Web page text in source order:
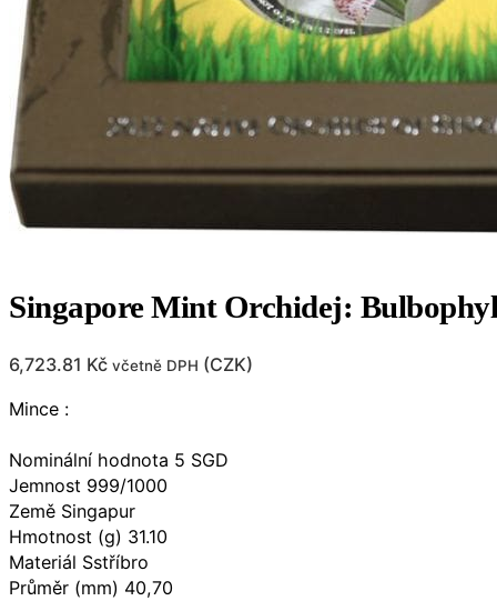
Singapore Mint Orchidej:
6,723.81 Kč včetně DPH (CZK)
Mince :
Nominální hodnota 5 SGD
Jemnost 999/1000
Země Singapur
Hmotnost (g) 31.10
Materiál Sstříbro
Průměr (mm) 40,70